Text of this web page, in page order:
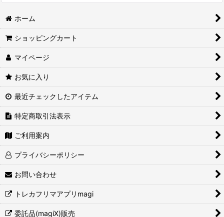
ホーム
ショッピングカート
マイページ
お気に入り
最近チェックしたアイテム
特定商取引法表示
ご利用案内
プライバシーポリシー
お問い合わせ
トレカフリマアプリmagi
委託品(magiX)販売